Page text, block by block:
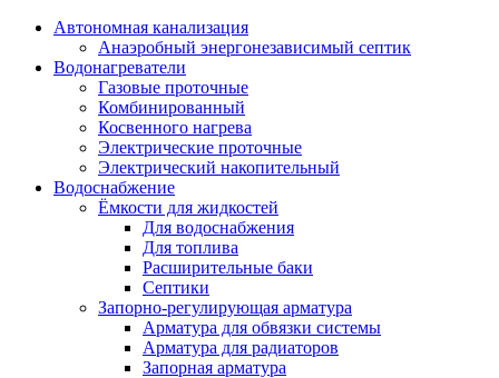
Автономная канализация
Анаэробный энергонезависимый септик
Водонагреватели
Газовые проточные
Комбинированный
Косвенного нагрева
Электрические проточные
Электрический накопительный
Водоснабжение
Ёмкости для жидкостей
Для водоснабжения
Для топлива
Расширительные баки
Септики
Запорно-регулирующая арматура
Арматура для обвязки системы
Арматура для радиаторов
Запорная арматура